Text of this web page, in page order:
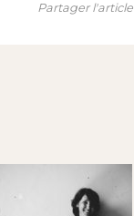
Partager l'article